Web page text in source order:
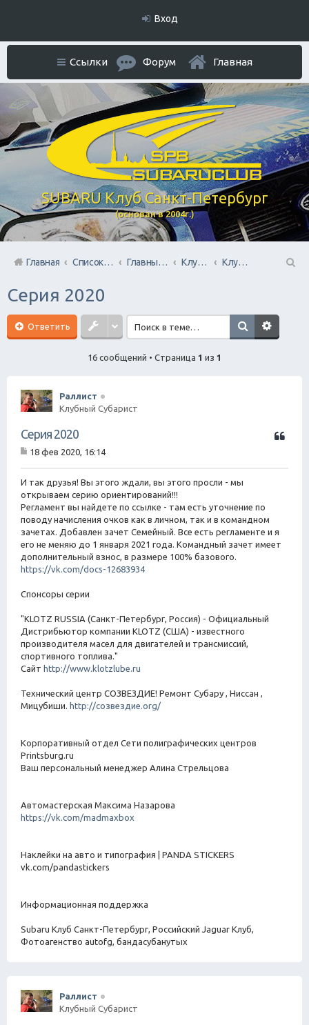
Вход
SUBARU Клуб Санкт-Петербург
(основан в 2004г.)
Ссылки Форум Главная
Главная Список форумов Главный раздел Клубные мероприятия и встречи
Клубные Ориентирования
Серия 2020
Ответить
16 сообщений • Страница 1 из 1
Раллист
Клубный Субарист
Ц
Серия 2020
о
б
щ
е
н
и
е
18 фев 2020, 16:14
И так друзья! Вы этого ждали, вы этого просли - мы
открываем серию ориентирований!!!
Регламент вы найдете по ссылке - там есть уточнение по
поводу начисления очков как в личном, так и в командном
зачетах. Добавлен зачет Семейный. Все есть регламенте и я
его не меняю до 1 января 2021 года. Командный зачет имеет
дополнительный взнос, в размере 100% базового.
https://vk.com/docs-12683934
Спонсоры серии
"KLOTZ RUSSIA (Санкт-Петербург, Россия) - Официальный
Дистрибьютор компании KLOTZ (США) - известного
производителя масел для двигателей и трансмиссий,
спортивного топлива."
Сайт http://www.klotzlube.ru
Технический центр СОЗВЕЗДИЕ! Ремонт Субару , Ниссан ,
Мицубиши. http://созвездие.org/
Корпоративный отдел Сети полиграфических центров
Printsburg.ru
Ваш персональный менеджер Алина Стрельцова
Автомастерская Максима Назарова
https://vk.com/madmaxbox
Наклейки на авто и типография | PANDA STICKERS
vk.com/pandastickers
Информационная поддержка
Subaru Клуб Санкт-Петербург, Российский Jaguar Клуб,
Фотоагенство autofg, бандасубанутых
Раллист
Клубный Субарист